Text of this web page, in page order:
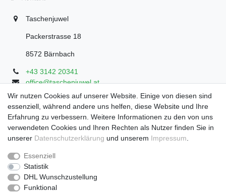
Taschenjuwel
Packerstrasse 18
8572 Bärnbach
+43 3142 20341
office@taschenjuwel.at
Montag - Freitag: 08:30 - 18:00
Samstag: 8:30 - 17 Uhr
Daten­schutz­erklärung
Wir nutzen Cookies auf unserer Website. Einige von diesen sind
essenziell, während andere uns helfen, diese Website und Ihre
Erfahrung zu verbessern. Weitere Informationen zu den von uns
verwendeten Cookies und Ihren Rechten als Nutzer finden Sie in
unserer Daten­schutz­erklärung und unserem Impressum
Essenziell
Statistik
DHL Wunschzustellung
Funktional